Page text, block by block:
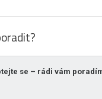
se – rádi vám